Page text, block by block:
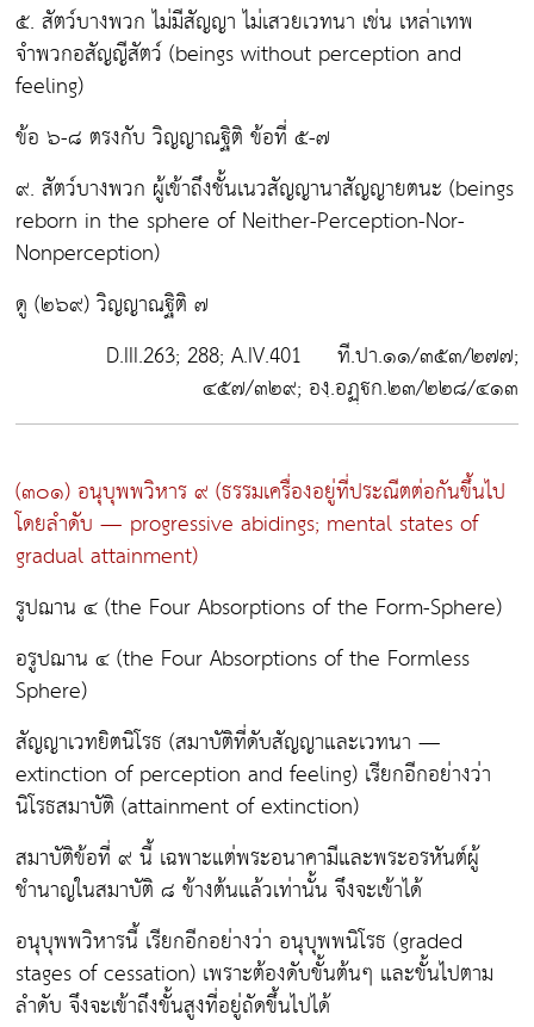
๕. สัตว์บางพวก ไม่มีสัญญา ไม่เสวยเวทนา เช่น เหล่าเทพ
จำพวกอสัญญีสัตว์ (beings without perception and
feeling)
ข้อ ๖-๘ ตรงกับ วิญญาณฐิติ ข้อที่ ๕-๗
๙. สัตว์บางพวก ผู้เข้าถึงชั้นเนวสัญญานาสัญญายตนะ (beings
reborn in the sphere of Neither-Perception-Nor-
Nonperception)
ดู (๒๖๙) วิญญาณฐิติ ๗
D.III.263; 288; A.IV.401 ที.ปา.๑๑/๓๕๓/๒๗๗;
๔๕๗/๓๒๙; องฺ.อฏฺก.๒๓/๒๒๘/๔๑๓
(๓๐๑) อนุบุพพวิหาร ๙ (ธรรมเครื่องอยู่ที่ประณีตต่อกันขึ้นไป
โดยลำดับ — progressive abidings; mental states of
gradual attainment)
รูปฌาน ๔(the Four Absorptions of the Form-Sphere)
อรูปฌาน ๔(the Four Absorptions of the Formless
Sphere)
สัญญาเวทยิตนิโรธ (สมาบัติที่ดับสัญญาและเวทนา —
extinction of perception and feeling) เรียกอีกอย่างว่า
นิโรธสมาบัติ (attainment of extinction)
สมาบัติข้อที่ ๙ นี้ เฉพาะแต่พระอนาคามีและพระอรหันต์ผู้
ชำนาญในสมาบัติ ๘ ข้างต้นแล้วเท่านั้น จึงจะเข้าได้
อนุบุพพวิหารนี้ เรียกอีกอย่างว่า อนุบุพพนิโรธ (graded
stages of cessation) เพราะต้องดับขั้นต้นๆ และขั้นไปตาม
ลำดับ จึงจะเข้าถึงขั้นสูงที่อยู่ถัดขึ้นไปได้